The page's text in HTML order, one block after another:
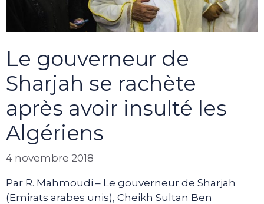
Le gouverneur de
Sharjah se rachète
après avoir insulté les
Algériens
4 novembre 2018
Par R. Mahmoudi – Le gouverneur de Sharjah
(Emirats arabes unis), Cheikh Sultan Ben